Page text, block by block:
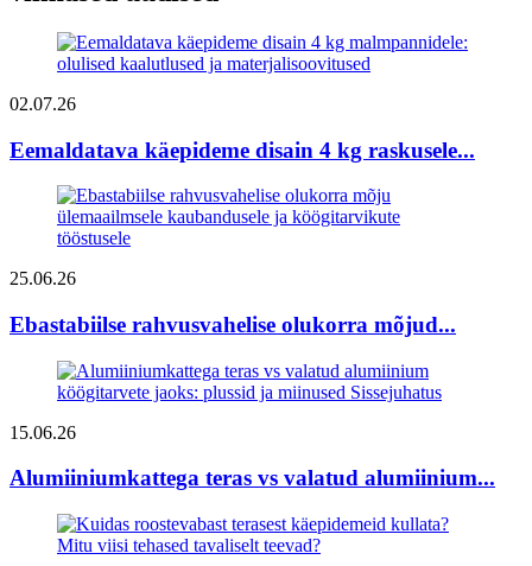
02.07.26
Eemaldatava käepideme disain 4 kg raskusele...
25.06.26
Ebastabiilse rahvusvahelise olukorra mõjud...
15.06.26
Alumiiniumkattega teras vs valatud alumiinium...